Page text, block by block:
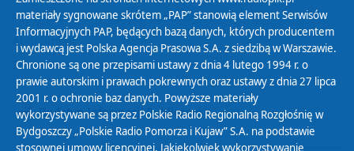
Polityka ochrony danych osobowych
Abonament
Zamówienia publiczne
Biuletyn Informacji Publicznej
materiały sygnowane skrótem „PAP” stanowią element Serwisów
Informacyjnych PAP, będących bazą danych, których producentem
i wydawcą jest Polska Agencja Prasowa S.A. z siedzibą w Warszawie.
Chronione są one przepisami ustawy z dnia 4 lutego 1994 r. o
prawie autorskim i prawach pokrewnych oraz ustawy z dnia 27 lipca
2001 r. o ochronie baz danych. Powyższe materiały
wykorzystywane są przez Polskie Radio Regionalną Rozgłośnię w
Bydgoszczy „Polskie Radio Pomorza i Kujaw” S.A. na podstawie
stosownej umowy licencyjnej. Jakiekolwiek wykorzystywanie